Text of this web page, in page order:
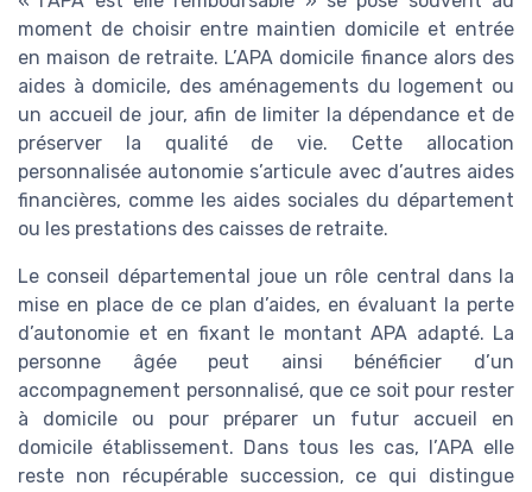
moment de choisir entre maintien domicile et entrée
en maison de retraite. L’APA domicile finance alors des
aides à domicile, des aménagements du logement ou
un accueil de jour, afin de limiter la dépendance et de
préserver la qualité de vie. Cette allocation
personnalisée autonomie s’articule avec d’autres aides
financières, comme les aides sociales du département
ou les prestations des caisses de retraite.
Le conseil départemental joue un rôle central dans la
mise en place de ce plan d’aides, en évaluant la perte
d’autonomie et en fixant le montant APA adapté. La
personne âgée peut ainsi bénéficier d’un
accompagnement personnalisé, que ce soit pour rester
à domicile ou pour préparer un futur accueil en
domicile établissement. Dans tous les cas, l’APA elle
reste non récupérable succession, ce qui distingue